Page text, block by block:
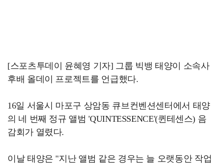
[스포츠투데이 윤혜영 기자] 그룹 빅뱅 태양이 소속사
후배 올데이 프로젝트를 언급했다.
16일 서울시 마포구 상암동 큐브컨벤션센터에서 태양
의 네 번째 정규 앨범 'QUINTESSENCE'(퀸테센스) 음
감회가 열렸다.
이날 태양은 "지난 앨범 같은 경우는 늘 오랫동안 작업